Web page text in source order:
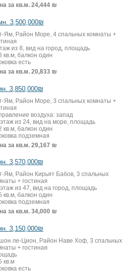
за кв.м. 24,444 ₪
3,500,000₪
Ям, Район Море, 4 спальных комнаты +
из 8, вид на город, площадь
кв.м, балкон один
есть
за кв.м. 20,833 ₪
3,850,000₪
Ям, Район Море, 3 спальных комнаты +
воздуха: запад
из 24, вид на море, площадь
кв.м, балкон один
подземная
за кв.м. 29,167 ₪
3,570,000₪
Ям, Район Кирьят Бабов, 3 спальных
+ гостиная
из 47, вид на город, площадь
кв.м, балкон один
подземная
за кв.м. 34,000 ₪
3,150,000₪
ле-Цион, Район Наве Хоф, 3 спальных
+ гостиная
кв.м
есть